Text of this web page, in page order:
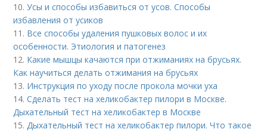
10.Усы и способы избавиться от усов. Способы
избавления от усиков
11. Все способы удаления пушковых волос и их
особенности. Этиология и патогенез
12. Какие мышцы качаются при отжиманиях на брусьях.
Как научиться делать отжимания на брусьях
13. Инструкция по уходу после прокола мочки уха
14.Сделать тест на хеликобактер пилори в Москве.
Дыхательный тест на хеликобактер в Москве
15.Дыхательный тест на хеликобактер пилори. Что такое